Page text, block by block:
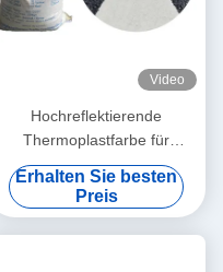
Video
Hochreflektierende
Thermoplastfarbe für
langlebige und
wetterbeständige
Straßenmarkierungen
Erhalten Sie besten
Preis